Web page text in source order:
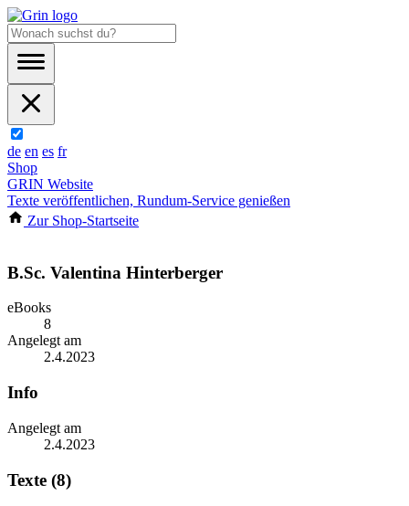
de en es fr
Shop
GRIN Website
Texte veröffentlichen, Rundum-Service genießen
Zur Shop-Startseite
B.Sc. Valentina Hinterberger
eBooks
8
Angelegt am
2.4.2023
Info
Angelegt am
2.4.2023
Texte (8)